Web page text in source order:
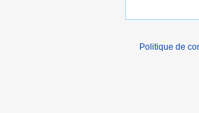
Politique de